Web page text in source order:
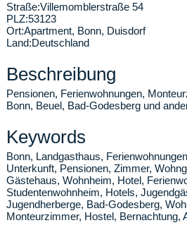
Straße:Villemomblerstraße 54
PLZ:53123
Ort:Apartment, Bonn, Duisdorf
Land:Deutschland
Beschreibung
Pensionen, Ferienwohnungen,
Bonn, Beuel, Bad-Godesberg und
Keywords
Bonn, Landgasthaus,
Unterkunft, Pensionen, Zimmer,
Gästehaus, Wohnheim, Hotel,
Studentenwohnheim, Hotels,
Jugendherberge, Bad-Godesberg,
Monteurzimmer, Hostel, Bernachtung,